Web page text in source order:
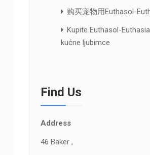
购买宠物用Euthasol-
Kupite Euthasol-
kućne ljubimce
Find Us
Address
46 Baker ,